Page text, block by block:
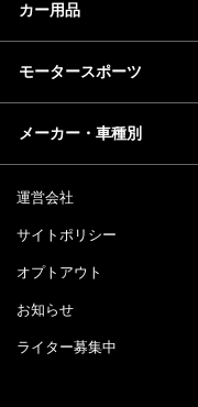
カー用品
モータースポーツ
メーカー・車種別
運営会社
サイトポリシー
オプトアウト
お知らせ
ライター募集中